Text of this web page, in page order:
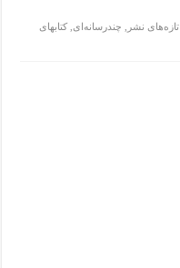
,تازەهای نشر چندرسانه‌ای ,کتابهای